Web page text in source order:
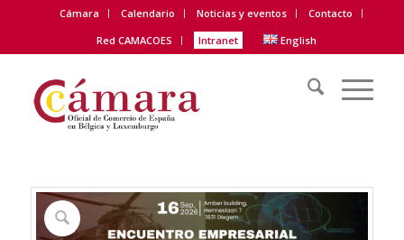
Cámara Calendario Noticias y eventos
Contacto
Red CAMACOES
Intranet English